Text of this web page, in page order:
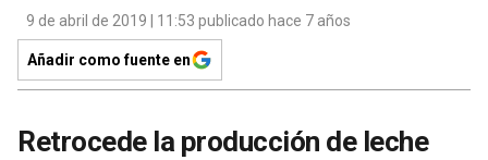
9 de abril de 2019 | 11:53 publicado hace 7 años
Añadir como fuente en
Retrocede la producción de leche